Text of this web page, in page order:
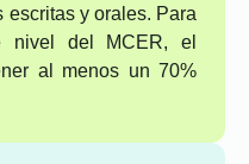
y orales. Para
nivel del MCER, el
al menos un 70%